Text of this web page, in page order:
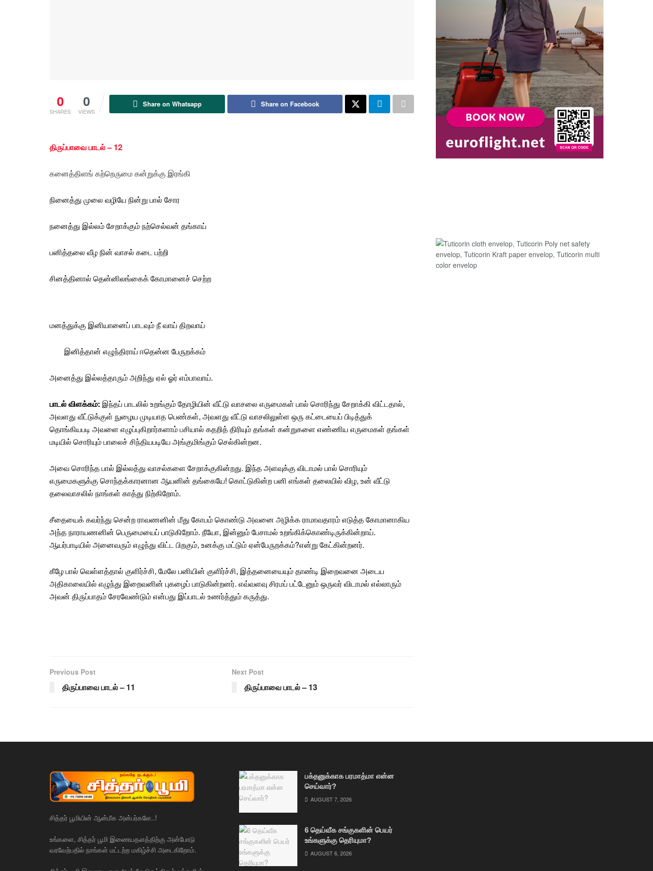
0
SHARES
0
VIEWS
Share on Whatsapp Share on Facebook
திருப்பாவை பாடல் – 12
கனைத்திளங் கற்றெருமை கன்றுக்கு இரங்கி
நினைத்து முலை வழியே நின்று பால் சோர
நனைத்து இல்லம் சேறாக்கும் நற்செல்வன் தங்காய்
பனித்தலை வீழ நின் வாசல் கடைபற்றி
சினத்தினால் தென்னிலங்கைக் கோமானைச் செற்ற
மனத்துக்கு இனியானைப் பாடவும் நீ வாய் திறவாய்
இனித்தான் எழுந்திராய் ஈதென்ன பேருறக்கம்
அனைத்து இல்லத்தாரும் அறிந்து ஏல் ஓர் எம்பாவாய்.
பாடல் விளக்கம்: இந்தப் பாடலில் உறங்கும் தோழியின் வீட்டு வாசலை எருமைகள் பால் சொரிந்து சேறாக்கி விட்டதால்,
அவளது வீட்டுக்குள் நுழைய முடியாதபெண்கள், அவளது வீட்டு வாசலிலுள்ள ஒரு கட்டையைப் பிடித்துக்
தொங்கியபடி அவளை எழுப்புகிறார்களாம் பசியால் கதறித் திரியும் தங்கள் கன்றுகளை எண்ணிய எருமைகள் தங்கள்
மடியில் சொரியும் பாலைச் சிந்தியபடியே அங்குமிங்கும் செல்கின்றன.
அவை சொரிந்த பால் இல்லத்து வாசல்களை சேறாக்குகின்றது. இந்த அளவுக்கு விடாமல் பால் சொரியும்
எருமைகளுக்கு சொந்தக்காரனான ஆயனின் தங்கையே! கொட்டுகின்ற பனி எங்கள் தலையில் விழ, உன் வீட்டு
தலைவாசலில் நாங்கள் காத்து நிற்கிறோம்.
சீதையைக் கவர்ந்து சென்ற ராவணனின் மீது கோபம் கொண்டு அவனை அழிக்க ராமாவதாரம் எடுத்த கோமானாகிய
அந்த நாராயணனின் பெருமையைப் பாடுகிறோம். நீயோ, இன்னும் பேசாமல் உறங்கிக்கொண்டிருக்கின்றாய்.
ஆயர்பாடியில் அனைவரும் எழுந்து விட்ட பிறகும், உனக்கு மட்டும் ஏன்பேருறக்கம்?என்று கேட்கின்றனர்.
கீழே பால் வெள்ளத்தால் குளிர்ச்சி, மேலே பனியின் குளிர்ச்சி, இத்தனையையும் தாண்டி இறைவனை அடைய
அதிகாலையில் எழுந்து இறைவனின் புகழைப் பாடுகின்றனர். எவ்வளவு சிரமப் பட்டேனும் ஒருவர் விடாமல் எல்லாரும்
அவன் திருப்பாதம் சேரவேண்டும் என்பது இப்பாடல் உணர்த்தும்கருத்து.
Previous Post
திருப்பாவை பாடல் – 11
Next Post
திருப்பாவை பாடல் – 13
சித்தர் பூமியின் ஆன்மீக அன்பர்களே..!
உங்களை, சித்தர் பூமி இணையதளத்திற்கு அன்போடு
வரவேற்பதில் நாங்கள் மட்டற்ற மகிழ்ச்சி அடைகிறோம்.
பக்தனுக்காக பரமாத்மா என்ன
செய்வார்?
AUGUST 7, 2026
6 தெய்வீக சங்குகளின் பெயர்
உங்களுக்கு தெரியுமா?
AUGUST 6, 2026